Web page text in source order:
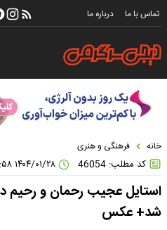
تماس با ما درباره ما
خانه فرهنگی و هنری
کد مطلب: 46054
استایل عجیب رحمان و رحیم در
شد+ عکس